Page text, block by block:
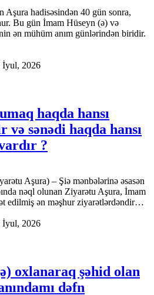
hadisəsindən 40 gün sonra,
Bu gün İmam Hüseyn (ə) və
ən mühüm anım günlərindən biridir.
İyul, 2026
haqda hansı
sənədi haqda hansı
?
Aşura) – Şiə mənbələrinə əsasən
nəql olunan Ziyarətu Aşura, İmam
edilmiş ən məşhur ziyarətlərdəndir…
İyul, 2026
oxlanaraq şəhid olan
dəfn